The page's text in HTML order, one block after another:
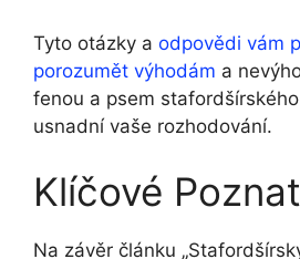
Tyto otázky a odpovědi vám
porozumět výhodám a
fenou a psem
usnadní vaše rozhodování.
Klíčové
Na závěr článku